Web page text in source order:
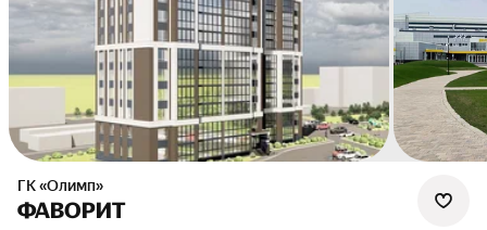
ГК «Олимп»
ФАВОРИТ